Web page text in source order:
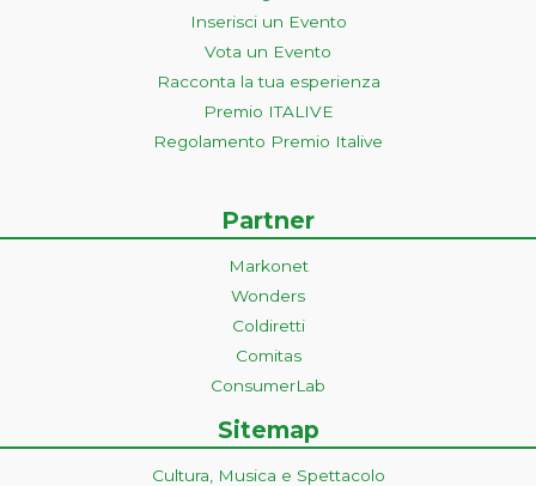
Inserisci un Evento
Vota un Evento
Racconta la tua esperienza
Premio ITALIVE
Regolamento Premio Italive
Partner
Markonet
Wonders
Coldiretti
Comitas
ConsumerLab
Sitemap
Cultura, Musica e Spettacolo